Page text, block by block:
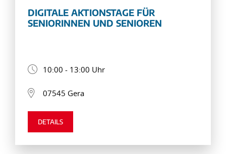
DIGITALE AKTIONSTAGE FÜR
SENIORINNEN UND SENIOREN
10:00 - 13:00 Uhr
07545 Gera
DETAILS